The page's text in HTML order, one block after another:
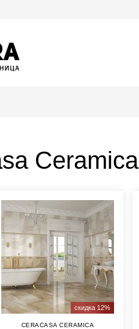
Ceramica
скидка 12%
CERACASA CERAMICA